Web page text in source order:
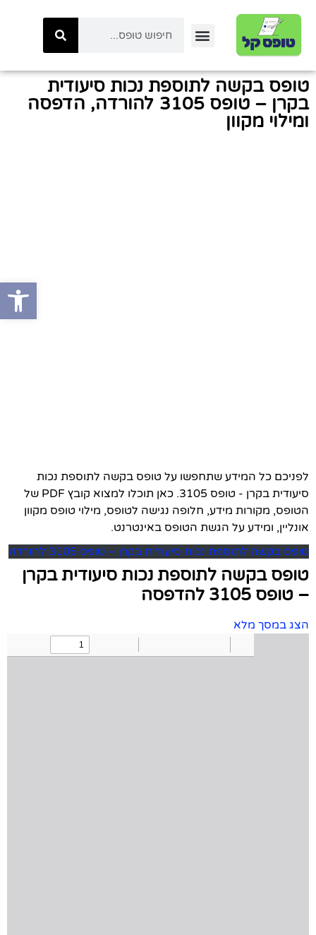
טופס בקשה לתוספת נכות סיעודית
בקרן – טופס 3105 להורדה, הדפסה
ומילוי מקוון
לפניכם כל המידע שתחפשו על טופס בקשה לתוספת נכות
סיעודית בקרן - טופס 3105. כאן תוכלו למצוא קובץ PDF של
הטופס, מקורות מידע, חלופה נגישה לטופס, מילוי טופס מקוון
אונליין, ומידע על הגשת הטופס באינטרנט.
טופס בקשה לתוספת נכות סיעודית בקרן – טופס 3105 להורדה
טופס בקשה לתוספת נכות סיעודית בקרן
– טופס 3105 להדפסה
הצג במסך מלא
פתח